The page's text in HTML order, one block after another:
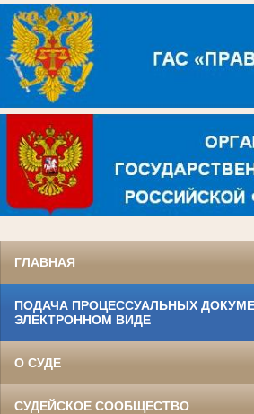
ГЛАВНАЯ
ПОДАЧА ПРОЦЕССУАЛЬНЫХ
ЭЛЕКТРОННОМ ВИДЕ
О СУДЕ
СУДЕЙСКОЕ СООБЩЕСТВО